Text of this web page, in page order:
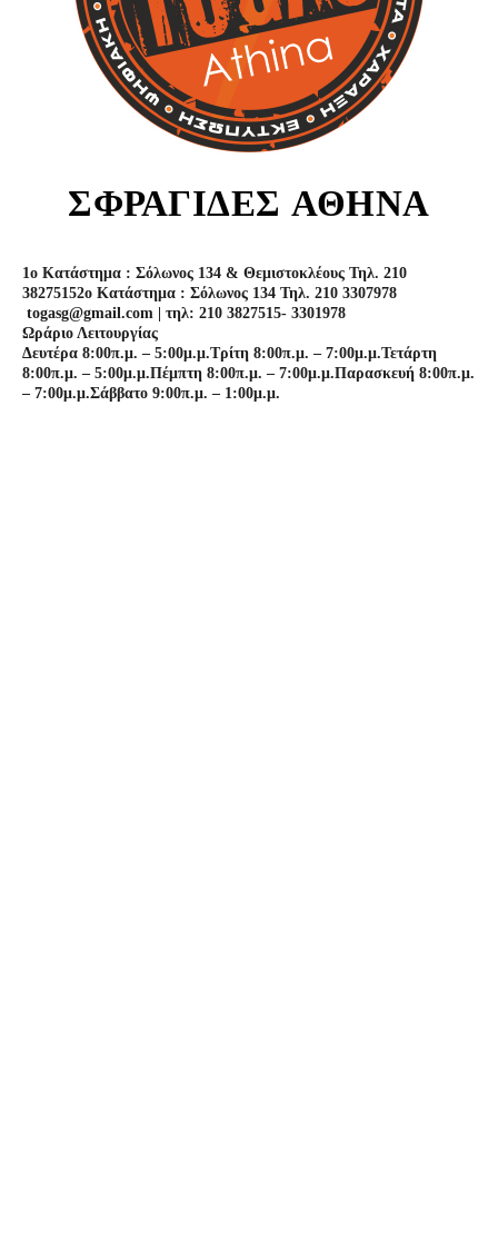
ΣΦΡΑΓΙΔΕΣ ΑΘΗΝΑ
1o Κατάστημα : Σόλωνος 134 & Θεμιστοκλέους Τηλ. 210
38275152o Κατάστημα : Σόλωνος 134 Τηλ. 210 3307978
togasg@gmail.com | τηλ: 210 3827515- 3301978
Ωράριο Λειτουργίας
Δευτέρα 8:00π.μ. – 5:00μ.μ.Τρίτη 8:00π.μ. – 7:00μ.μ.Τετάρτη
8:00π.μ. – 5:00μ.μ.Πέμπτη 8:00π.μ. – 7:00μ.μ.Παρασκευή 8:00π.μ.
– 7:00μ.μ.Σάββατο 9:00π.μ. – 1:00μ.μ.